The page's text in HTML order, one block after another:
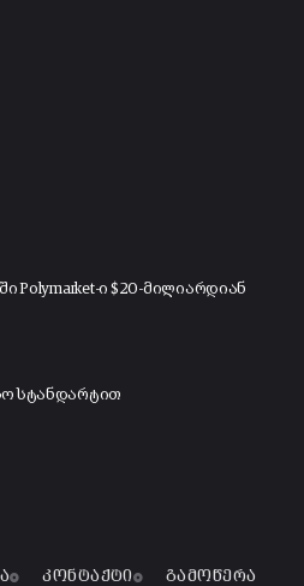
Polymarket-ი $20-მილიარდიან
სტანდარტით
კონტაქტი გამოწერა